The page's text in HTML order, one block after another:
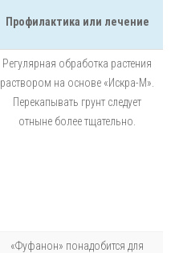
Профилактика или лечение
Регулярная обработка растения
раствором на основе «Искра-М».
Перекапывать грунт следует
отныне более тщательно.
«Фуфанон» понадобится для